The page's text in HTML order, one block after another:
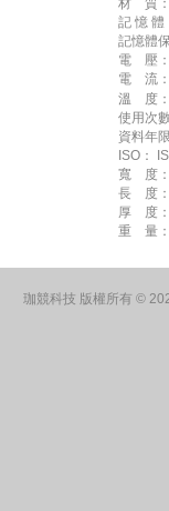
材 質
記 憶 體
記憶體
電 壓
電 流：
溫 度
使用次
資料年
ISO：
寬 度：
長 度：
厚 度
重 量
珈競科技 版權所有 ©